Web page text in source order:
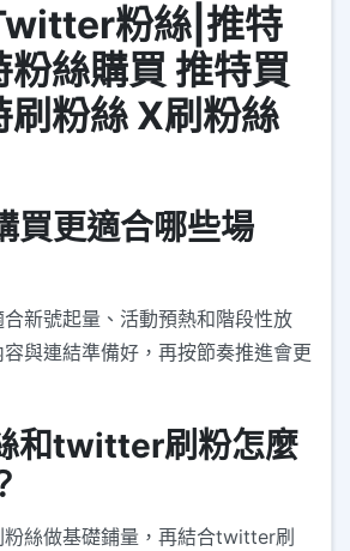
粉絲|推特
粉絲購買 推特買
刷粉絲 X刷粉絲
買更適合哪些場
新號起量、活動預熱和階段性放
與連結準備好，再按節奏推進會更
和twitter刷粉怎麼
絲做基礎鋪量，再結合twitter刷